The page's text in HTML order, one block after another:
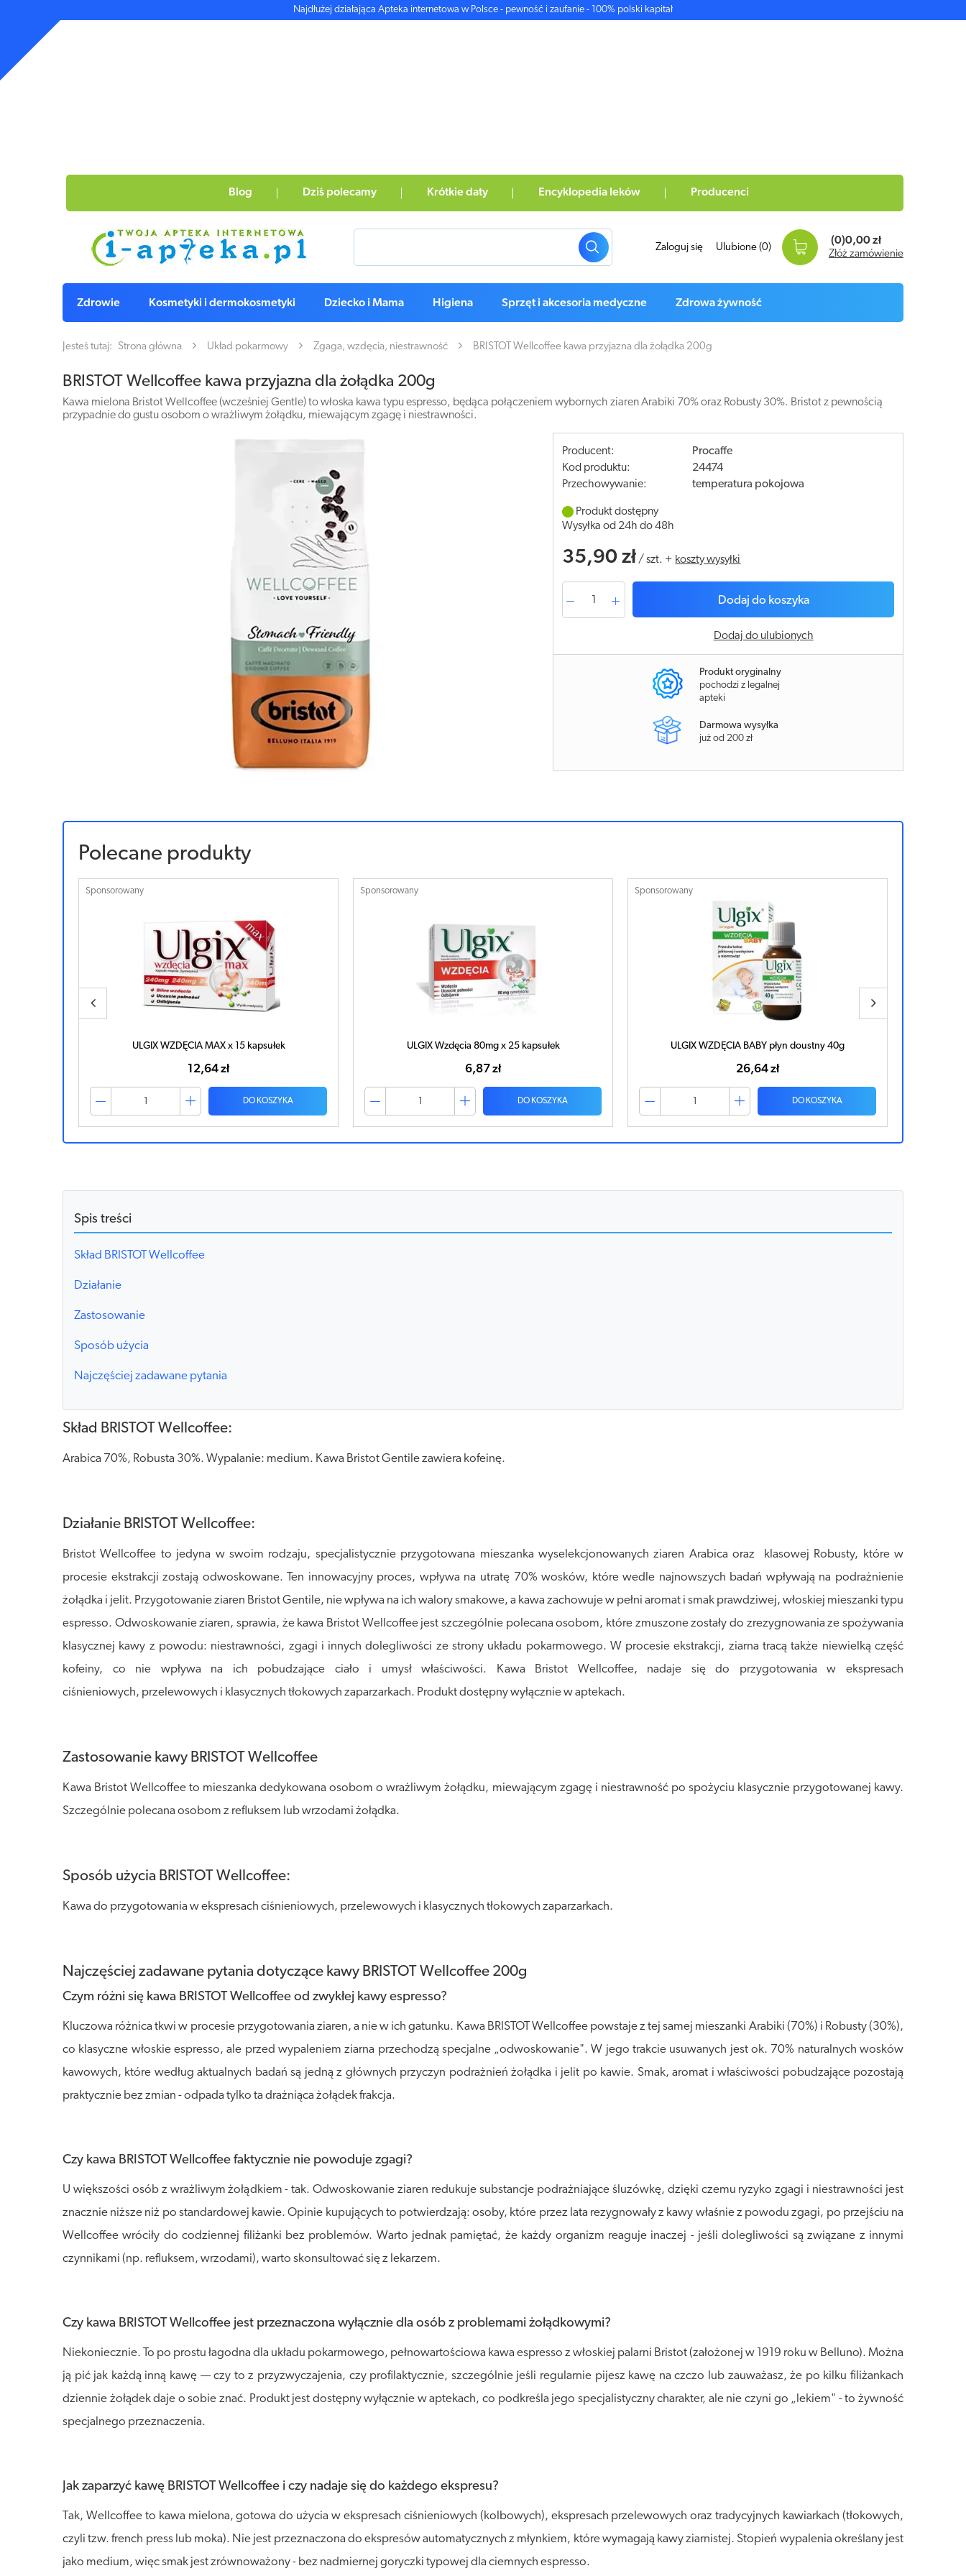
Najdłużej działająca Apteka internetowa w Polsce - pewność i zaufanie - 100% polski kapitał
Blog Dziś polecamy Krótkie daty Encyklopedia leków Producenci
Zaloguj się Ulubione (0)
(0)0,00 zł
Złóż zamówienie
Zdrowie Kosmetyki i dermokosmetyki Dziecko i Mama Higiena Sprzęt i akcesoria medyczne Zdrowa żywność
Jesteś tutaj: Strona główna Układ pokarmowy Zgaga, wzdęcia, niestrawność BRISTOT Wellcoffee kawa przyjazna dla żołądka 200g
BRISTOT Wellcoffee kawa przyjazna dla żołądka 200g
Kawa mielona Bristot Wellcoffee (wcześniej Gentle) to włoska kawa typu espresso, będąca połączeniem wybornych ziaren Arabiki 70% oraz Robusty 30%. Bristot z pewnością
przypadnie do gustu osobom o wrażliwym żołądku, miewającym zgagę i niestrawności.
Producent:
Procaffe
Kod produktu:
24474
Przechowywanie:
temperatura pokojowa
Produkt dostępny
Wysyłka od 24h do 48h
35,90 zł /szt. + koszty wysyłki
Dodaj do koszyka
Dodaj do ulubionych
Produkt oryginalny
pochodzi z legalnej
apteki
Darmowa wysyłka
już od 200 zł
Polecane produkty
Sponsorowany
ULGIX WZDĘCIA MAX x 15 kapsułek
12,64 zł
DO KOSZYKA
Sponsorowany
ULGIX Wzdęcia 80mg x 25 kapsułek
6,87 zł
DO KOSZYKA
Sponsorowany
ULGIX WZDĘCIA BABY płyn doustny 40g
26,64 zł
DO KOSZYKA
Spis treści
Skład BRISTOT Wellcoffee
Działanie
Zastosowanie
Sposób użycia
Najczęściej zadawane pytania
Skład BRISTOT Wellcoffee:
Arabica 70%, Robusta 30%. Wypalanie: medium. Kawa Bristot Gentile zawiera kofeinę.
Działanie BRISTOT Wellcoffee:
Bristot Wellcoffee to jedyna w swoim rodzaju, specjalistycznie przygotowana mieszanka wyselekcjonowanych ziaren Arabica oraz klasowej Robusty, które w
procesie ekstrakcji zostają odwoskowane. Ten innowacyjny proces, wpływa na utratę 70% wosków, które wedle najnowszych badań wpływają na podrażnienie
żołądka i jelit. Przygotowanie ziaren Bristot Gentile, nie wpływa na ich walory smakowe, a kawa zachowuje w pełni aromat i smak prawdziwej, włoskiej mieszanki typu
espresso. Odwoskowanie ziaren, sprawia, że kawa Bristot Wellcoffee jest szczególnie polecana osobom, które zmuszone zostały do zrezygnowania ze spożywania
klasycznej kawy z powodu: niestrawności, zgagi i innych dolegliwości ze strony układu pokarmowego. W procesie ekstrakcji, ziarna tracą także niewielką część
kofeiny, co nie wpływa na ich pobudzające ciało i umysł właściwości. Kawa Bristot Wellcoffee, nadaje się do przygotowania w ekspresach
ciśnieniowych, przelewowych i klasycznych tłokowych zaparzarkach. Produkt dostępny wyłącznie w aptekach.
Zastosowanie kawy BRISTOT Wellcoffee
Kawa Bristot Wellcoffee to mieszanka dedykowana osobom o wrażliwym żołądku, miewającym zgagę i niestrawność po spożyciu klasycznie przygotowanej kawy.
Szczególnie polecana osobom z refluksem lub wrzodami żołądka.
Sposób użycia BRISTOT Wellcoffee:
Kawa do przygotowania w ekspresach ciśnieniowych, przelewowych i klasycznych tłokowych zaparzarkach.
Najczęściej zadawane pytania dotyczące kawy BRISTOT Wellcoffee 200g
Czym różni się kawa BRISTOT Wellcoffee od zwykłej kawy espresso?
Kluczowa różnica tkwi w procesie przygotowania ziaren, a nie w ich gatunku. Kawa BRISTOT Wellcoffee powstaje z tej samej mieszanki Arabiki (70%) i Robusty (30%),
co klasyczne włoskie espresso, ale przed wypaleniem ziarna przechodzą specjalne „odwoskowanie". W jego trakcie usuwanych jest ok. 70% naturalnych wosków
kawowych, które według aktualnych badań są jedną z głównych przyczyn podrażnień żołądka i jelit po kawie. Smak, aromat i właściwości pobudzające pozostają
praktycznie bez zmian - odpada tylko ta drażniąca żołądek frakcja.
Czy kawa BRISTOT Wellcoffee faktycznie nie powoduje zgagi?
U większości osób z wrażliwym żołądkiem - tak. Odwoskowanie ziaren redukuje substancje podrażniające śluzówkę, dzięki czemu ryzyko zgagi i niestrawności jest
znacznie niższe niż po standardowej kawie. Opinie kupujących to potwierdzają: osoby, które przez lata rezygnowały z kawy właśnie z powodu zgagi, po przejściu na
Wellcoffee wróciły do codziennej filiżanki bez problemów. Warto jednak pamiętać, że każdy organizm reaguje inaczej - jeśli dolegliwości są związane z innymi
czynnikami (np. refluksem, wrzodami), warto skonsultować się z lekarzem.
Czy kawa BRISTOT Wellcoffee jest przeznaczona wyłącznie dla osób z problemami żołądkowymi?
Niekoniecznie. To po prostu łagodna dla układu pokarmowego, pełnowartościowa kawa espresso z włoskiej palarni Bristot (założonej w 1919 roku w Belluno). Można
ją pić jak każdą inną kawę — czy to z przyzwyczajenia, czy profilaktycznie, szczególnie jeśli regularnie pijesz kawę na czczo lub zauważasz, że po kilku filiżankach
dziennie żołądek daje o sobie znać. Produkt jest dostępny wyłącznie w aptekach, co podkreśla jego specjalistyczny charakter, ale nie czyni go „lekiem" - to żywność
specjalnego przeznaczenia.
Jak zaparzyć kawę BRISTOT Wellcoffee i czy nadaje się do każdego ekspresu?
Tak, Wellcoffee to kawa mielona, gotowa do użycia w ekspresach ciśnieniowych (kolbowych), ekspresach przelewowych oraz tradycyjnych kawiarkach (tłokowych,
czyli tzw. french press lub moka). Nie jest przeznaczona do ekspresów automatycznych z młynkiem, które wymagają kawy ziarnistej. Stopień wypalenia określany jest
jako medium, więc smak jest zrównoważony - bez nadmiernej goryczki typowej dla ciemnych espresso.